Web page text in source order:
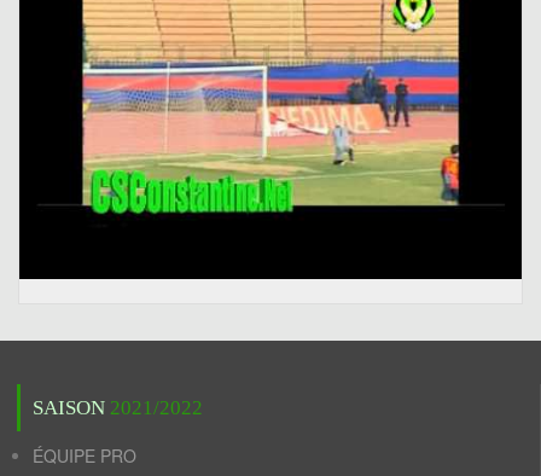
SAISON 2021/2022
ÉQUIPE PRO